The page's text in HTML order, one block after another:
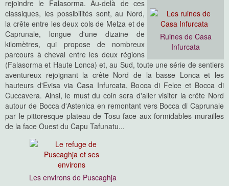
Ruines de Casa
Infurcata
rejoindre le Falasorma. Au-delà de ces
classiques, les possibilités sont, au Nord,
la crête entre les deux cols de Melza et de
Caprunale, longue d'une dizaine de
kilomètres, qui propose de nombreux
parcours à cheval entre les deux régions
(Falasorma et Haute Lonca) et, au Sud, toute une série de sentiers
aventureux rejoignant la crête Nord de la basse Lonca et les
hauteurs d'Evisa via Casa Infurcata, Bocca di Felce et Bocca di
Cuccavera. Ainsi, le must du coin sera d'aller visiter la crête Nord
autour de Bocca d'Astenica en remontant vers Bocca di Caprunale
par le pittoresque plateau de Tosu face aux formidables murailles
de la face Ouest du Capu Tafunatu...
Les environs de Puscaghja